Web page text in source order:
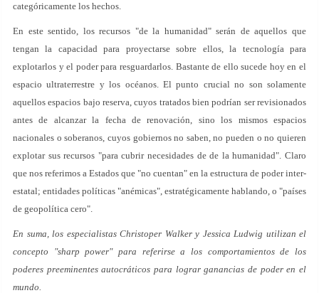
categóricamente los hechos.
En este sentido, los recursos "de la humanidad" serán de aquellos que
tengan la capacidad para proyectarse sobre ellos, la tecnología para
explotarlos y el poder para resguardarlos. Bastante de ello sucede hoy en el
espacio ultraterrestre y los océanos. El punto crucial no son solamente
aquellos espacios bajo reserva, cuyos tratados bien podrían ser revisionados
antes de alcanzar la fecha de renovación, sino los mismos espacios
nacionales o soberanos, cuyos gobiernos no saben, no pueden o no quieren
explotar sus recursos "para cubrir necesidades de de la humanidad". Claro
que nos referimos a Estados que "no cuentan" en la estructura de poder inter-
estatal; entidades políticas "anémicas", estratégicamente hablando, o "países
de geopolítica cero".
En suma, los especialistas Christoper Walker y Jessica Ludwig utilizan el
concepto "sharp power" para referirse a los comportamientos de los
poderes preeminentes autocráticos para lograr ganancias de poder en el
mundo.